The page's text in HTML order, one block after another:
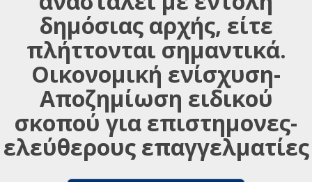
δημόσιας αρχής, είτε
πλήττονται σημαντικά.
Οικονομική ενίσχυση-
Αποζημίωση ειδικού
σκοπού για επιστημονες-
ελεύθερους επαγγελματίες